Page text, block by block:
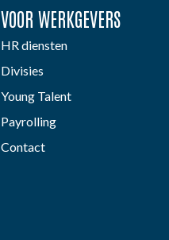
VOOR WERKGEVERS
HR diensten
Divisies
Young Talent
Payrolling
Contact